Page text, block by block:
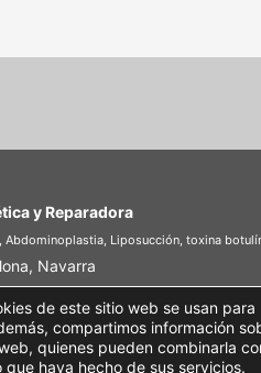
y Reparadora
Abdominoplastia, Liposucción, toxina
Navarra
de este sitio web se usan
compartimos información
quienes pueden combinarla
haya hecho de sus servicios.